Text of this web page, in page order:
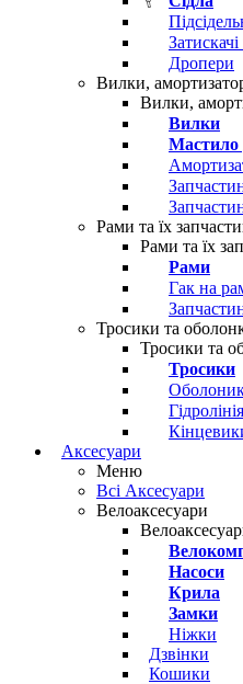
Затискачі
Дропери
Вилки,
Вилки,
Вилки
Мастило
Рами та їх
Рами та їх
Рами
Гак на
Тросики та
Тросики та
Тросики
Гідролінія
Аксесуари
Меню
Всі Аксесуари
Велоаксесуари
Насоси
Крила
Замки
Ніжки
Дзвінки
Кошики